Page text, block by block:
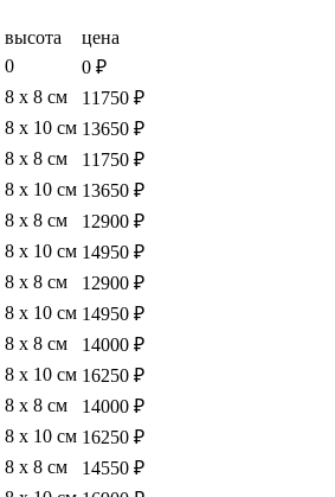
высота
цена
0
0 ₽
8 х 8 см
11750 ₽
8 х 10 см 13650 ₽
8 х 8 см
11750 ₽
8 х 10 см 13650 ₽
8 х 8 см
12900 ₽
8 х 10 см 14950 ₽
8 х 8 см
12900 ₽
8 х 10 см 14950 ₽
8 х 8 см
14000 ₽
8 х 10 см 16250 ₽
8 х 8 см
14000 ₽
8 х 10 см 16250 ₽
8 х 8 см
14550 ₽